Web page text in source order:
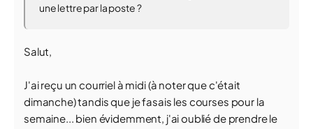
une lettre par la poste ?
Salut,
J'ai reçu un courriel à midi (à noter que c'était
dimanche) tandis que je fasais les courses pour la
semaine... bien évidemment, j'ai oublié de prendre le